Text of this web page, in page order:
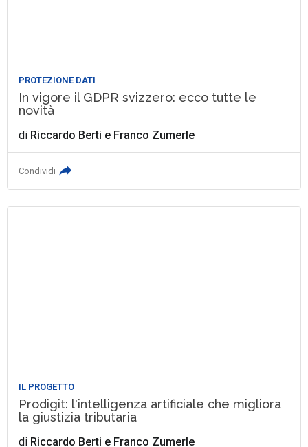
PROTEZIONE DATI
In vigore il GDPR svizzero: ecco tutte le
novità
di Riccardo Berti e Franco Zumerle
Condividi
IL PROGETTO
Prodigit: l'intelligenza artificiale che migliora
la giustizia tributaria
di Riccardo Berti e Franco Zumerle